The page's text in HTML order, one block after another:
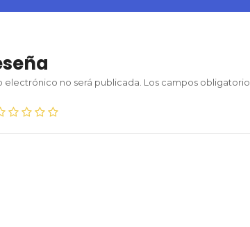
no será publicada. Los campos